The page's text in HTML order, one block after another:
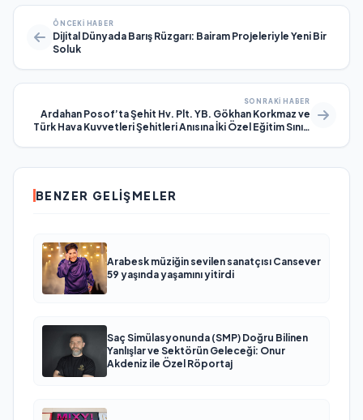
ÖNCEKI HABER
Dijital Dünyada Barış Rüzgarı: Bairam Projeleriyle Yeni Bir
Soluk
SONRAKI HABER
Ardahan Posof’ta Şehit Hv. Plt. YB. Gökhan Korkmaz ve
Türk Hava Kuvvetleri Şehitleri Anısına İki Özel Eğitim Sınıfı
BENZER GELIŞMELER
Arabesk müziğin sevilen sanatçısı Cansever
59 yaşında yaşamını yitirdi
Saç Simülasyonunda (SMP) Doğru Bilinen
Yanlışlar ve Sektörün Geleceği: Onur
Akdeniz ile Özel Röportaj